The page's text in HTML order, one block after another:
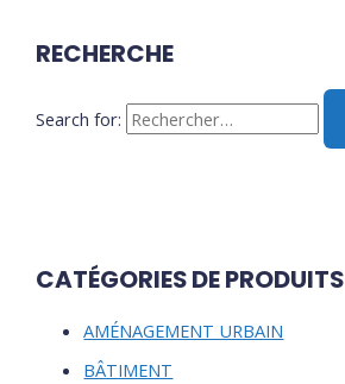
RECHERCHE
Search for:
CATÉGORIES DE PRODUITS
AMÉNAGEMENT URBAIN
BÂTIMENT